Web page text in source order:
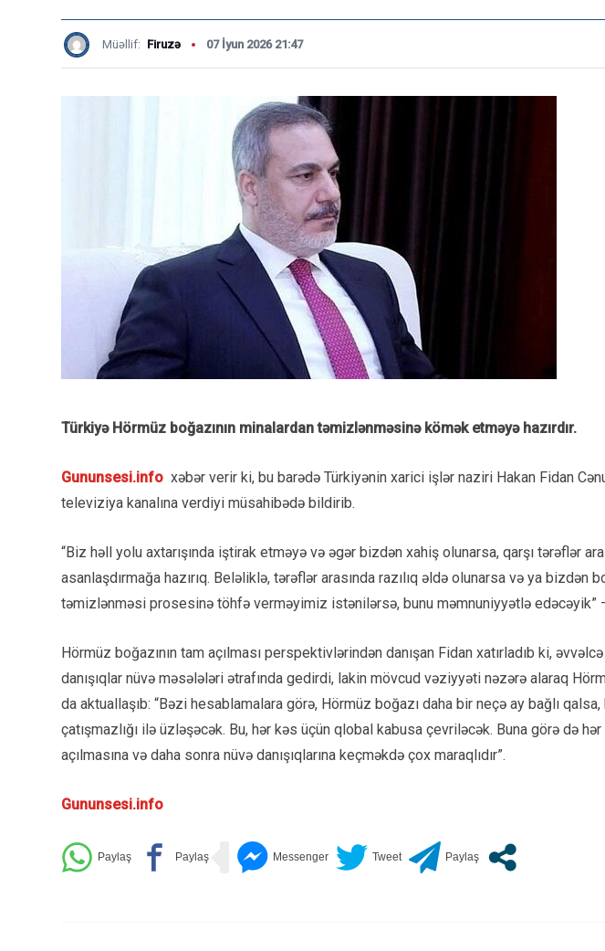
Müəllif: Firuzə 07 İyun 2026 21:47
Türkiyə Hörmüz boğazının minalardan təmizlənməsinə kömək etməyə hazırdır.
Gununsesi.info xəbər verir ki, bu barədə Türkiyənin xarici işlər naziri Hakan Fidan
televiziya kanalına verdiyi müsahibədə bildirib.
“Biz həll yolu axtarışında iştirak etməyə və əgər bizdən xahiş olunarsa, qarşı tərəflər
asanlaşdırmağa hazırıq. Beləliklə, tərəflər arasında razılıq əldə olunarsa və ya bizdən
təmizlənməsi prosesinə töhfə verməyimiz istənilərsə, bunu məmnuniyyətlə edəcəyik”
Hörmüz boğazının tam açılması perspektivlərindən danışan Fidan xatırladıb ki,
danışıqlar nüvə məsələləri ətrafında gedirdi, lakin mövcud vəziyyəti nəzərə alaraq
da aktuallaşıb: “Bəzi hesablamalara görə, Hörmüz boğazı daha bir neçə ay bağlı
çatışmazlığı ilə üzləşəcək. Bu, hər kəs üçün qlobal kabusa çevriləcək. Buna görə də
açılmasına və daha sonra nüvə danışıqlarına keçməkdə çox maraqlıdır”.
Gununsesi.info